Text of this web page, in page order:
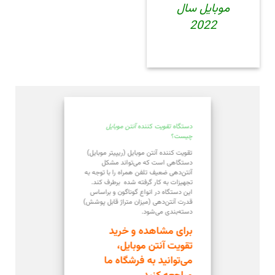
موبایل سال
2022
دستگاهتقویتکنندهآنتن موبایل
چیست؟
تقویت کننده آنتن موبایل (ریپیتر موبایل)
دستگاهی است که می‌تواند مشکل
آنتن‌دهی ضعیف تلفن همراه را با توجه به
تجهیزات به کار گرفته شده برطرف کند.
این دستگاه در انواع گوناگون و براساس
قدرت آنتن‌دهی (میزان متراژ قابل پوشش)
دسته‌بندی می‌شود.
برای مشاهده و خرید
تقویت آنتن موبایل،
می‌توانید به فرشگاه ما